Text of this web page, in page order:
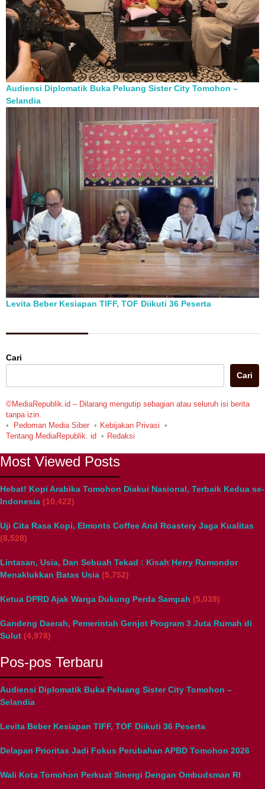
Audiensi Diplomatik Buka Peluang Sister City Tomohon –
Selandia
Levita Beber Kesiapan TIFF, TOF Diikuti 36 Peserta
Cari
Cari
©MediaRepublik.id – Dilarang mengutip sebagian atau seluruh isi berita
tanpa izin.
Pedoman Media Siber
Kebijakan Privasi
Tentang MediaRepublik. id
Redaksi
Most Viewed Posts
Hebat! Kopi Arabika Tomohon Diakui Nasional, Terbaik Kedua se-
Indonesia (10,422)
Uji Cita Rasa Kopi, Elmonts Coffee And Roastery Jaga Kualitas
(8,528)
Lintasan, Usia, Dan Sebuah Tekad : Kisah Herry Rumondor
Menaklukkan Batas Usia (5,752)
Ketua DPRD Ajak Warga Dukung Perda Sampah (5,039)
Gandeng Daerah, Pemerintah Genjot Program 3 Juta Rumah di
Sulut (4,978)
Pos-pos Terbaru
Audiensi Diplomatik Buka Peluang Sister City Tomohon –
Selandia
Levita Beber Kesiapan TIFF, TOF Diikuti 36 Peserta
Delapan Prioritas Jadi Fokus Perubahan APBD Tomohon 2026
Wali Kota Tomohon Perkuat Sinergi Dengan Ombudsman RI